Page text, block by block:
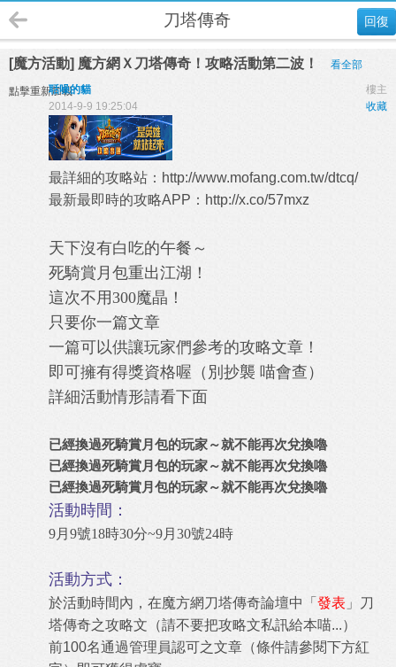
回復
刀塔傳奇
[魔方活動] 魔方網Ｘ刀塔傳奇！攻略活動第二波！ 看全部
點擊重新加載 樓主
聒噪的貓
收藏
2014-9-9 19:25:04
最詳細的攻略站： http://www.mofang.com.tw/dtcq/
最新最即時的攻略APP： http://x.co/57mxz
天下沒有白吃的午餐～
死騎賞月包重出江湖！
這次不用300魔晶！
只要你一篇文章
一篇可以供讓玩家們參考的攻略文章！
即可擁有得獎資格喔（別抄襲 喵會查）
詳細活動情形請看下面
已經換過死騎賞月包的玩家～就不能再次兌換嚕
已經換過死騎賞月包的玩家～就不能再次兌換嚕
已經換過死騎賞月包的玩家～就不能再次兌換嚕
活動時間：
9月9號18時30分~9月30號24時
活動方式：
於活動時間內，在魔方網 刀塔傳奇論壇中「 發表 」刀
塔傳奇之攻略文（請不要把攻略文私訊給本喵...）
前100名通過管理員認可之文章（條件請參閱下方紅